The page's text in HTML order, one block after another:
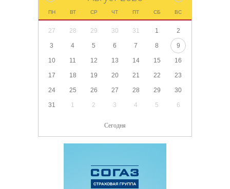
ПН ВТ СР ЧТ ПТ СБ ВС
27 28 29 30 31 1 2
3 4 5 6 7 8 9
10 11 12 13 14 15 16
17 18 19 20 21 22 23
24 25 26 27 28 29 30
31 1 2 3 4 5 6
Сегодня